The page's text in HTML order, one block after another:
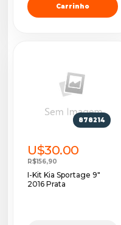
Carrinho
878214
U$30.00
R$156,90
I-Kit Kia Sportage 9"
2016 Prata